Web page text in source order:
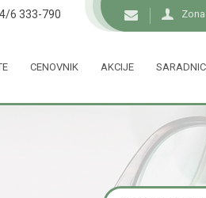
6 333-790
CENOVNIK AKCIJE